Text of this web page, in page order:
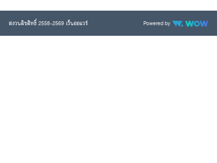
อังกฤษ กรีซ
สงวนลิขสิทธิ์ 2558-2569 เว็นออแวร์ Powered by